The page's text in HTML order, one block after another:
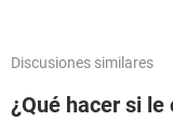
Discusiones similares
¿Qué hacer si